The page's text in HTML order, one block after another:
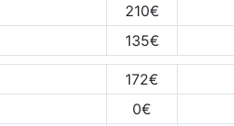
210€
135€
172€
0€